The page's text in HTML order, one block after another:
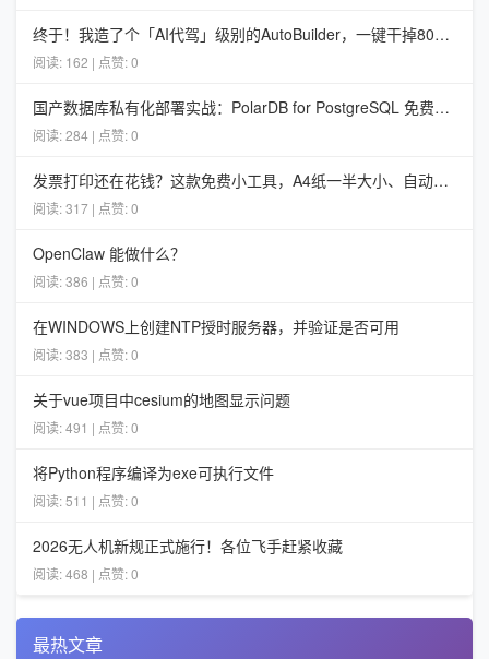
终于！我造了个「AI代驾」级别的AutoBuilder，一键干掉80%的重复CRUD工作
阅读: 162 | 点赞: 0
国产数据库私有化部署实战：PolarDB for PostgreSQL 免费容器版踩坑记
阅读: 284 | 点赞: 0
发票打印还在花钱？这款免费小工具，A4纸一半大小、自动排版，真香！
阅读: 317 | 点赞: 0
OpenClaw 能做什么？
阅读: 386 | 点赞: 0
在WINDOWS上创建NTP授时服务器，并验证是否可用
阅读: 383 | 点赞: 0
关于vue项目中cesium的地图显示问题
阅读: 491 | 点赞: 0
将Python程序编译为exe可执行文件
阅读: 511 | 点赞: 0
2026无人机新规正式施行！各位飞手赶紧收藏
阅读: 468 | 点赞: 0
最热文章